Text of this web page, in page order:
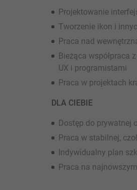
Projektowanie
Tworzenie ikon i
Praca nad
Bieżąca współpraca
UX i programistami
Praca w projektach
DLA CIEBIE
Dostęp do prywatnej
Praca w stabilnej,
Indywidualny plan
Praca na